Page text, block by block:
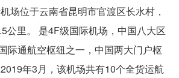
场位于云南省昆明市官渡区长水村，
公里。 是4F级国际机场，中国八大区
际通航空枢纽之一，中国两大门户枢
年3月，该机场共有10个全货运航